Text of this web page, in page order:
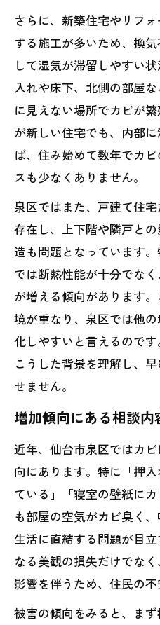
さらに、新築住宅やリフ
する施工が多いため、換
して湿気が滞留しやすい
入れや床下、北側の部屋
に見えない場所でカビが
が新しい住宅でも、内部
ば、住み始めて数年でカ
スも少なくありません。
泉区ではまた、戸建て住
存在し、上下階や隣戸と
造も問題となっています
では断熱性能が十分でな
が増える傾向があります
境が重なり、泉区では他
化しやすいと言えるのです
こうした背景を理解し、
せません。
増加傾向にある相談
近年、仙台市泉区ではカ
向にあります。特に「押
ている」「寝室の壁紙に
も部屋の空気がカビ臭く
生活に直結する問題が目
なる美観の損失だけでな
影響を伴うため、住民の不
被害の傾向をみると、ま